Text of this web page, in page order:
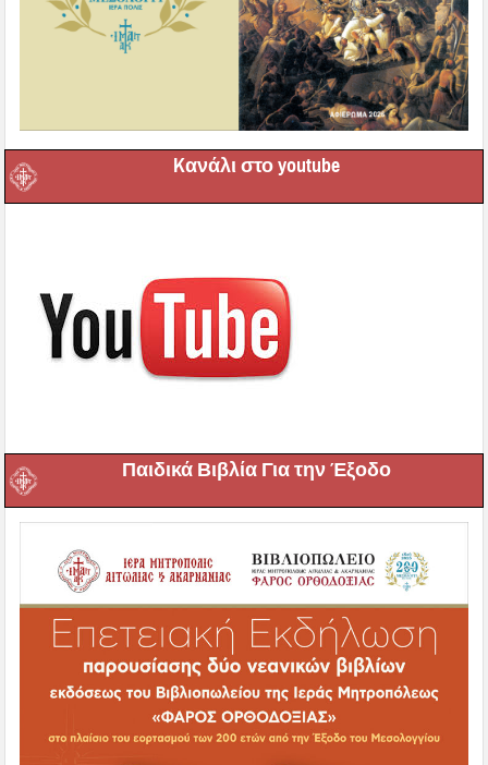
Kανάλι στο youtube
Παιδικά Βιβλία Για την Έξοδο